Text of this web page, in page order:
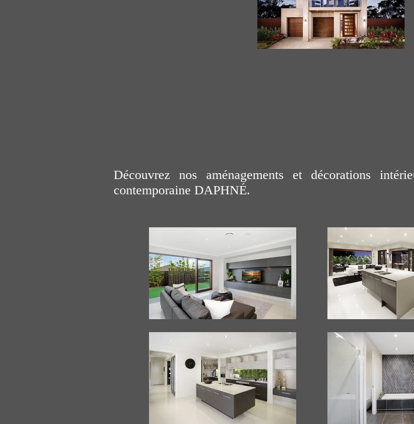
Découvrez nos aménagements et décorations
contemporaine DAPHNÉ.